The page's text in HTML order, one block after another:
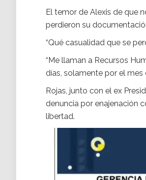
El temor de Alexis de que
perdieron su
“Qué casualidad que se
“Me llaman a Recursos
días, solamente por el mes
Rojas, junto con el ex
denuncia por enajenación
libertad.